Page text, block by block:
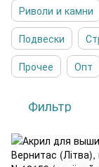
Риволи и камни
Подвески
Прочее
Опт
Фильтр